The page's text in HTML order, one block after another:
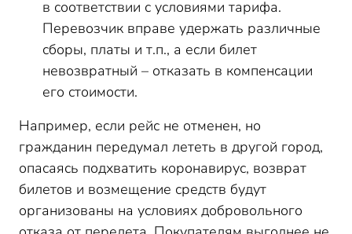
в соответствии с условиями тарифа.
Перевозчик вправе удержать различные
сборы, платы и т.п., а если билет
невозвратный – отказать в компенсации
его стоимости.
Например, если рейс не отменен, но
гражданин передумал лететь в другой город,
опасаясь подхватить коронавирус, возврат
билетов и возмещение средств будут
организованы на условиях добровольного